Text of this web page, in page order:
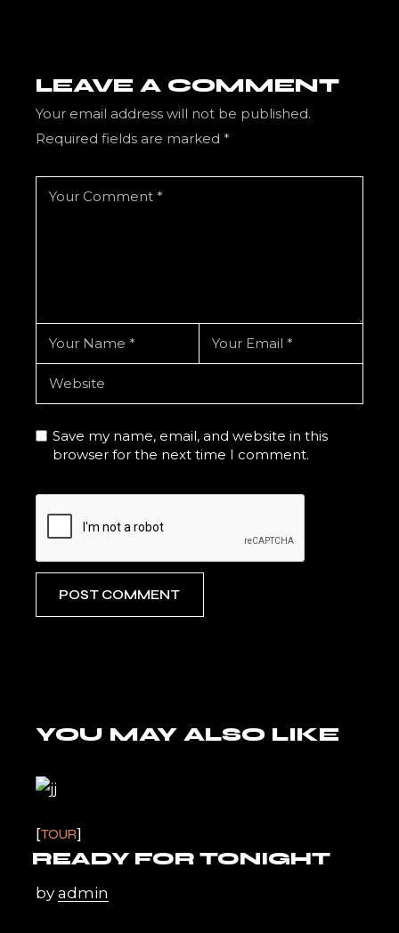
LEAVE A COMMENT
Your email address will not be published.
Required fields are marked*
Save my name, email, and website in this
browser for the next time I comment.
POST COMMENT
YOU MAY ALSO LIKE
TOUR
READY FOR TONIGHT
byadmin